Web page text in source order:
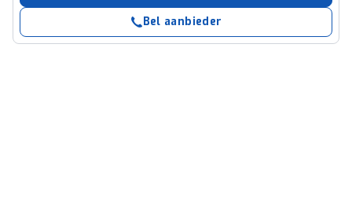
Bel aanbieder